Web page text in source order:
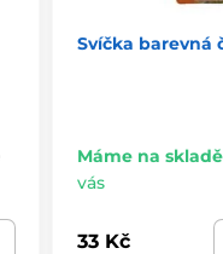
Svíčka barevná
Máme na skladě
vás
33 Kč